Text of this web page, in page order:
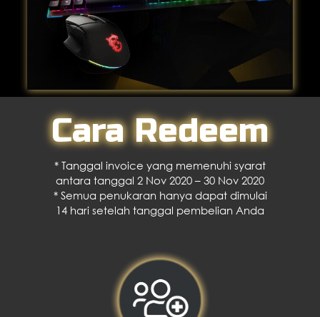
Cara Redeem
* Tanggal invoice yang memenuhi syarat
antara tanggal 2 Nov 2020 – 30 Nov 2020
* Semua penukaran hanya dapat dimulai
14 hari setelah tanggal pembelian Anda